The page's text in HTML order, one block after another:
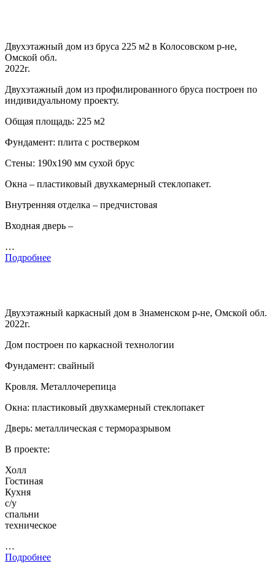
Двухэтажный дом из бруса 225 м2 в Колосовском р-не,
Омской обл.
2022г.
Двухэтажный дом из профилированного бруса построен по
индивидуальному проекту.
Общая площадь: 225 м2
Фундамент: плита с ростверком
Стены: 190х190 мм сухой брус
Окна – пластиковый двухкамерный стеклопакет.
Внутренняя отделка – предчистовая
Входная дверь –
…
Подробнее
Двухэтажный каркасный дом в Знаменском р-не, Омской обл.
2022г.
Дом построен по каркасной технологии
Фундамент: свайный
Кровля. Металлочерепица
Окна: пластиковый двухкамерный стеклопакет
Дверь: металлическая с терморазрывом
В проекте:
Холл
Гостиная
Кухня
с/у
спальни
техническое
…
Подробнее